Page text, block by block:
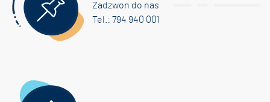
Zadzwon do nas
Tel.: 794 940 001